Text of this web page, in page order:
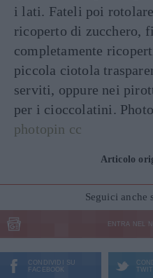
i lati. Fateli poi
ricoperto di zucchero,
completamente
piccola ciotola
serviti, oppure nei
per i cioccolatini.
photopin cc
Articolo
Seguici anche
ENTRA NEL
CONDIVIDI SU
FACEBOOK